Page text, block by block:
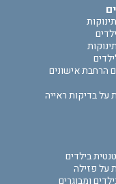
הרחבת אישונים
על בדיקות ראייה
בילדים
על פזילה
ומבוגרים